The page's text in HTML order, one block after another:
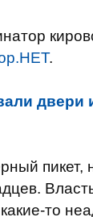
.
двери
пикет,
то